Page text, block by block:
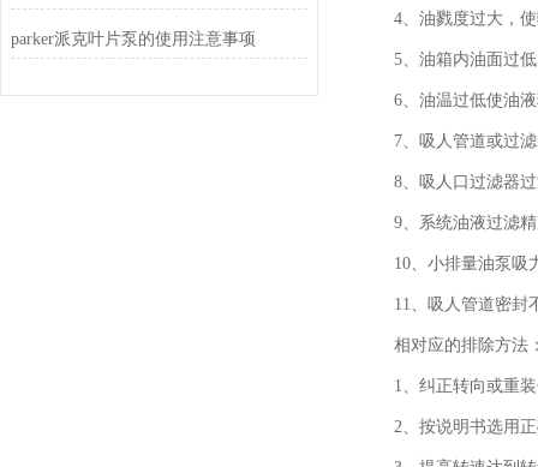
parker派克叶片泵的使用注意事项
4、油戮度过大，使
5、油箱内油面过低
6、油温过低使油液
7、吸人管道或过滤
8、吸人口过滤器过
9、系统油液过滤精
10、小排量油泵吸
11、吸人管道密封
相对应的排除方法
1、纠正转向或重装
2、按说明书选用正